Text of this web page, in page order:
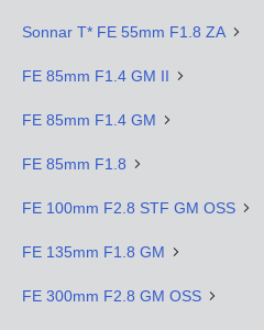
Sonnar T* FE 55mm F1.8 ZA
FE 85mm F1.4 GM II
FE 85mm F1.4 GM
FE 85mm F1.8
FE 100mm F2.8 STF GM OSS
FE 135mm F1.8 GM
FE 300mm F2.8 GM OSS